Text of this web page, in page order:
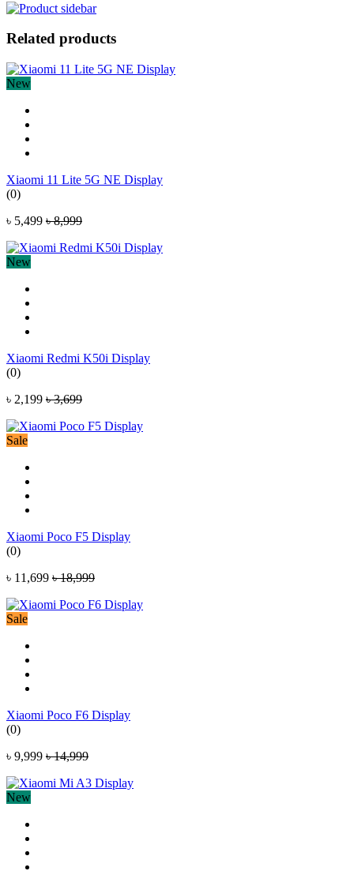
Related products
New
Xiaomi 11 Lite 5G NE Display
(0)
৳ 5,499 ৳ 8,999
New
Xiaomi Redmi K50i Display
(0)
৳ 2,199 ৳ 3,699
Sale
Xiaomi Poco F5 Display
(0)
৳ 11,699 ৳ 18,999
Sale
Xiaomi Poco F6 Display
(0)
৳ 9,999 ৳ 14,999
New